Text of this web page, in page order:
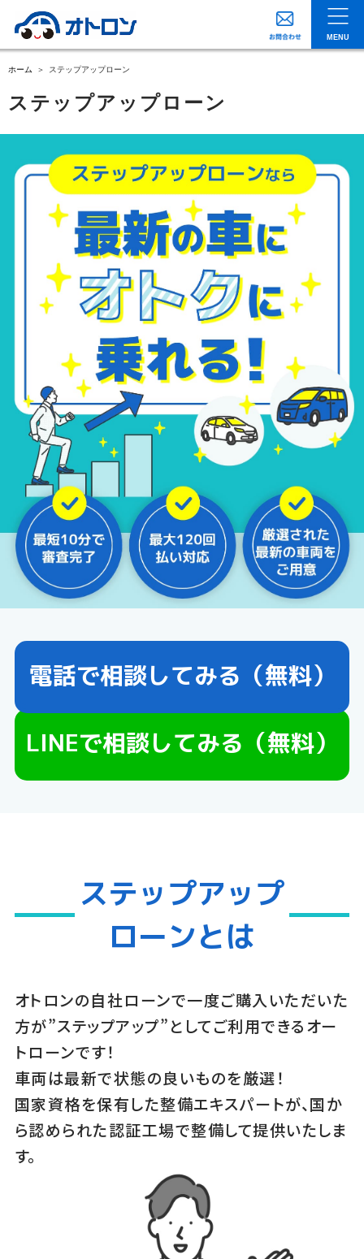
MENU
ホーム ステップアップローン
ステップアップローン
LINEで相談してみる（無料）
電話で相談してみる（無料）
ステップアップ
ローンとは
オトロンの自社ローンで一度ご購入いただいた
方が”ステップアップ”としてご利用できるオー
トローンです！
車両は最新で状態の良いものを厳選！
国家資格を保有した整備エキスパートが、国か
ら認められた認証工場で整備して提供いたしま
す。